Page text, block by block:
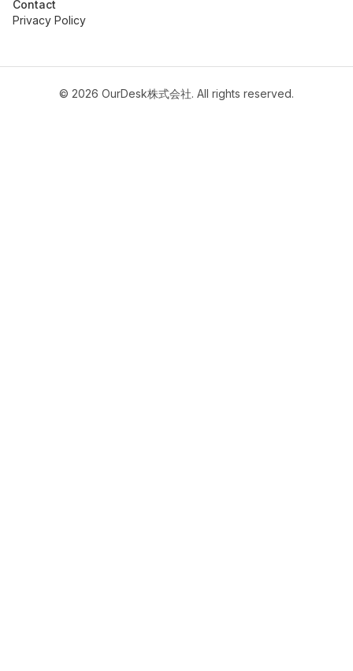
Contact
Privacy Policy
© 2026 OurDesk株式会社. All rights reserved.